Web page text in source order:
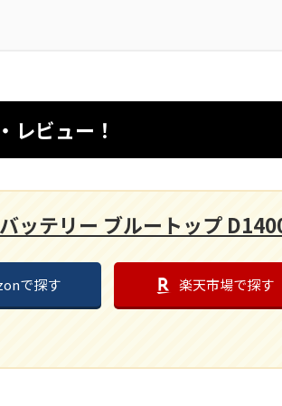
レビュー！
ッテリー ブルートップ
で探す 楽天市場で探す